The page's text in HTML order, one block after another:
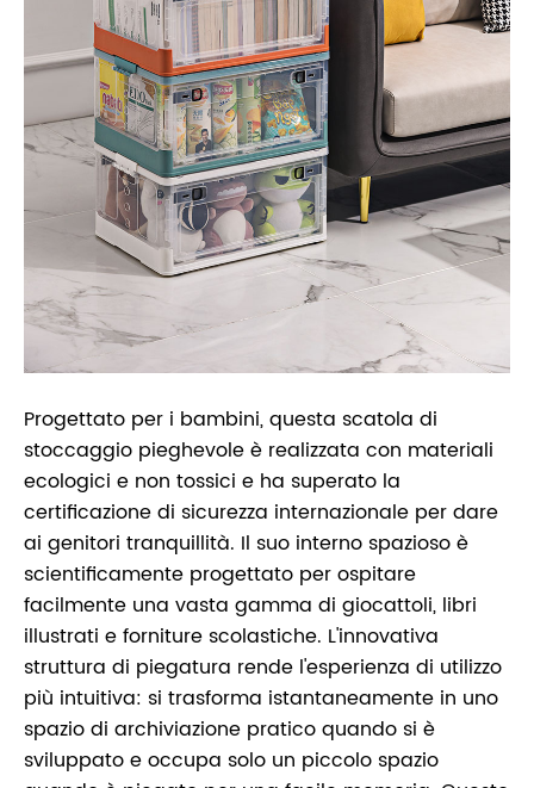
Progettato per i bambini, questa scatola di
stoccaggio pieghevole è realizzata con materiali
ecologici e non tossici e ha superato la
certificazione di sicurezza internazionale per dare
ai genitori tranquillità. Il suo interno spazioso è
scientificamente progettato per ospitare
facilmente una vasta gamma di giocattoli, libri
illustrati e forniture scolastiche. L'innovativa
struttura di piegatura rende l'esperienza di utilizzo
più intuitiva: si trasforma istantaneamente in uno
spazio di archiviazione pratico quando si è
sviluppato e occupa solo un piccolo spazio